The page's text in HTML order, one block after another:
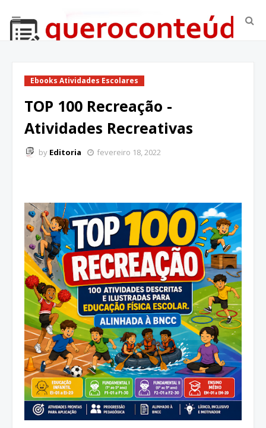
Ebooks Atividades Escolares
TOP 100 Recreação -
Atividades Recreativas
by Editoria fevereiro 18, 2022